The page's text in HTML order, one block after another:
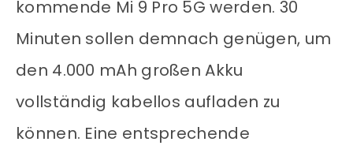
kommende Mi 9 Pro 5G werden. 30
Minuten sollen demnach genügen, um
den 4.000 mAh großen Akku
vollständig kabellos aufladen zu
können. Eine entsprechende